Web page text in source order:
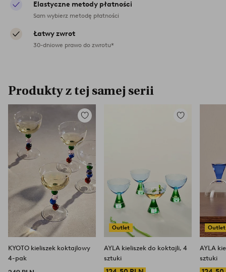
Elastyczne metody płatności
Sam wybierz metodę płatności
Łatwy zwrot
30-dniowe prawo do zwrotu*
Produkty z tej samej serii
Dodaj
ulubionych
KYOTO kieliszek koktajlowy
4-pak
Outlet
Dodaj
AYLA kieliszek do koktajli, 4
sztuki
Outlet
AYLA
sztuki